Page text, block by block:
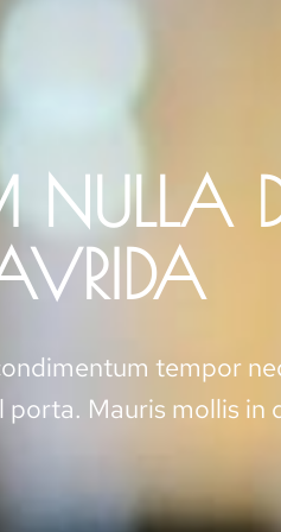
NULLA
tempor
porta. Mauris mollis in